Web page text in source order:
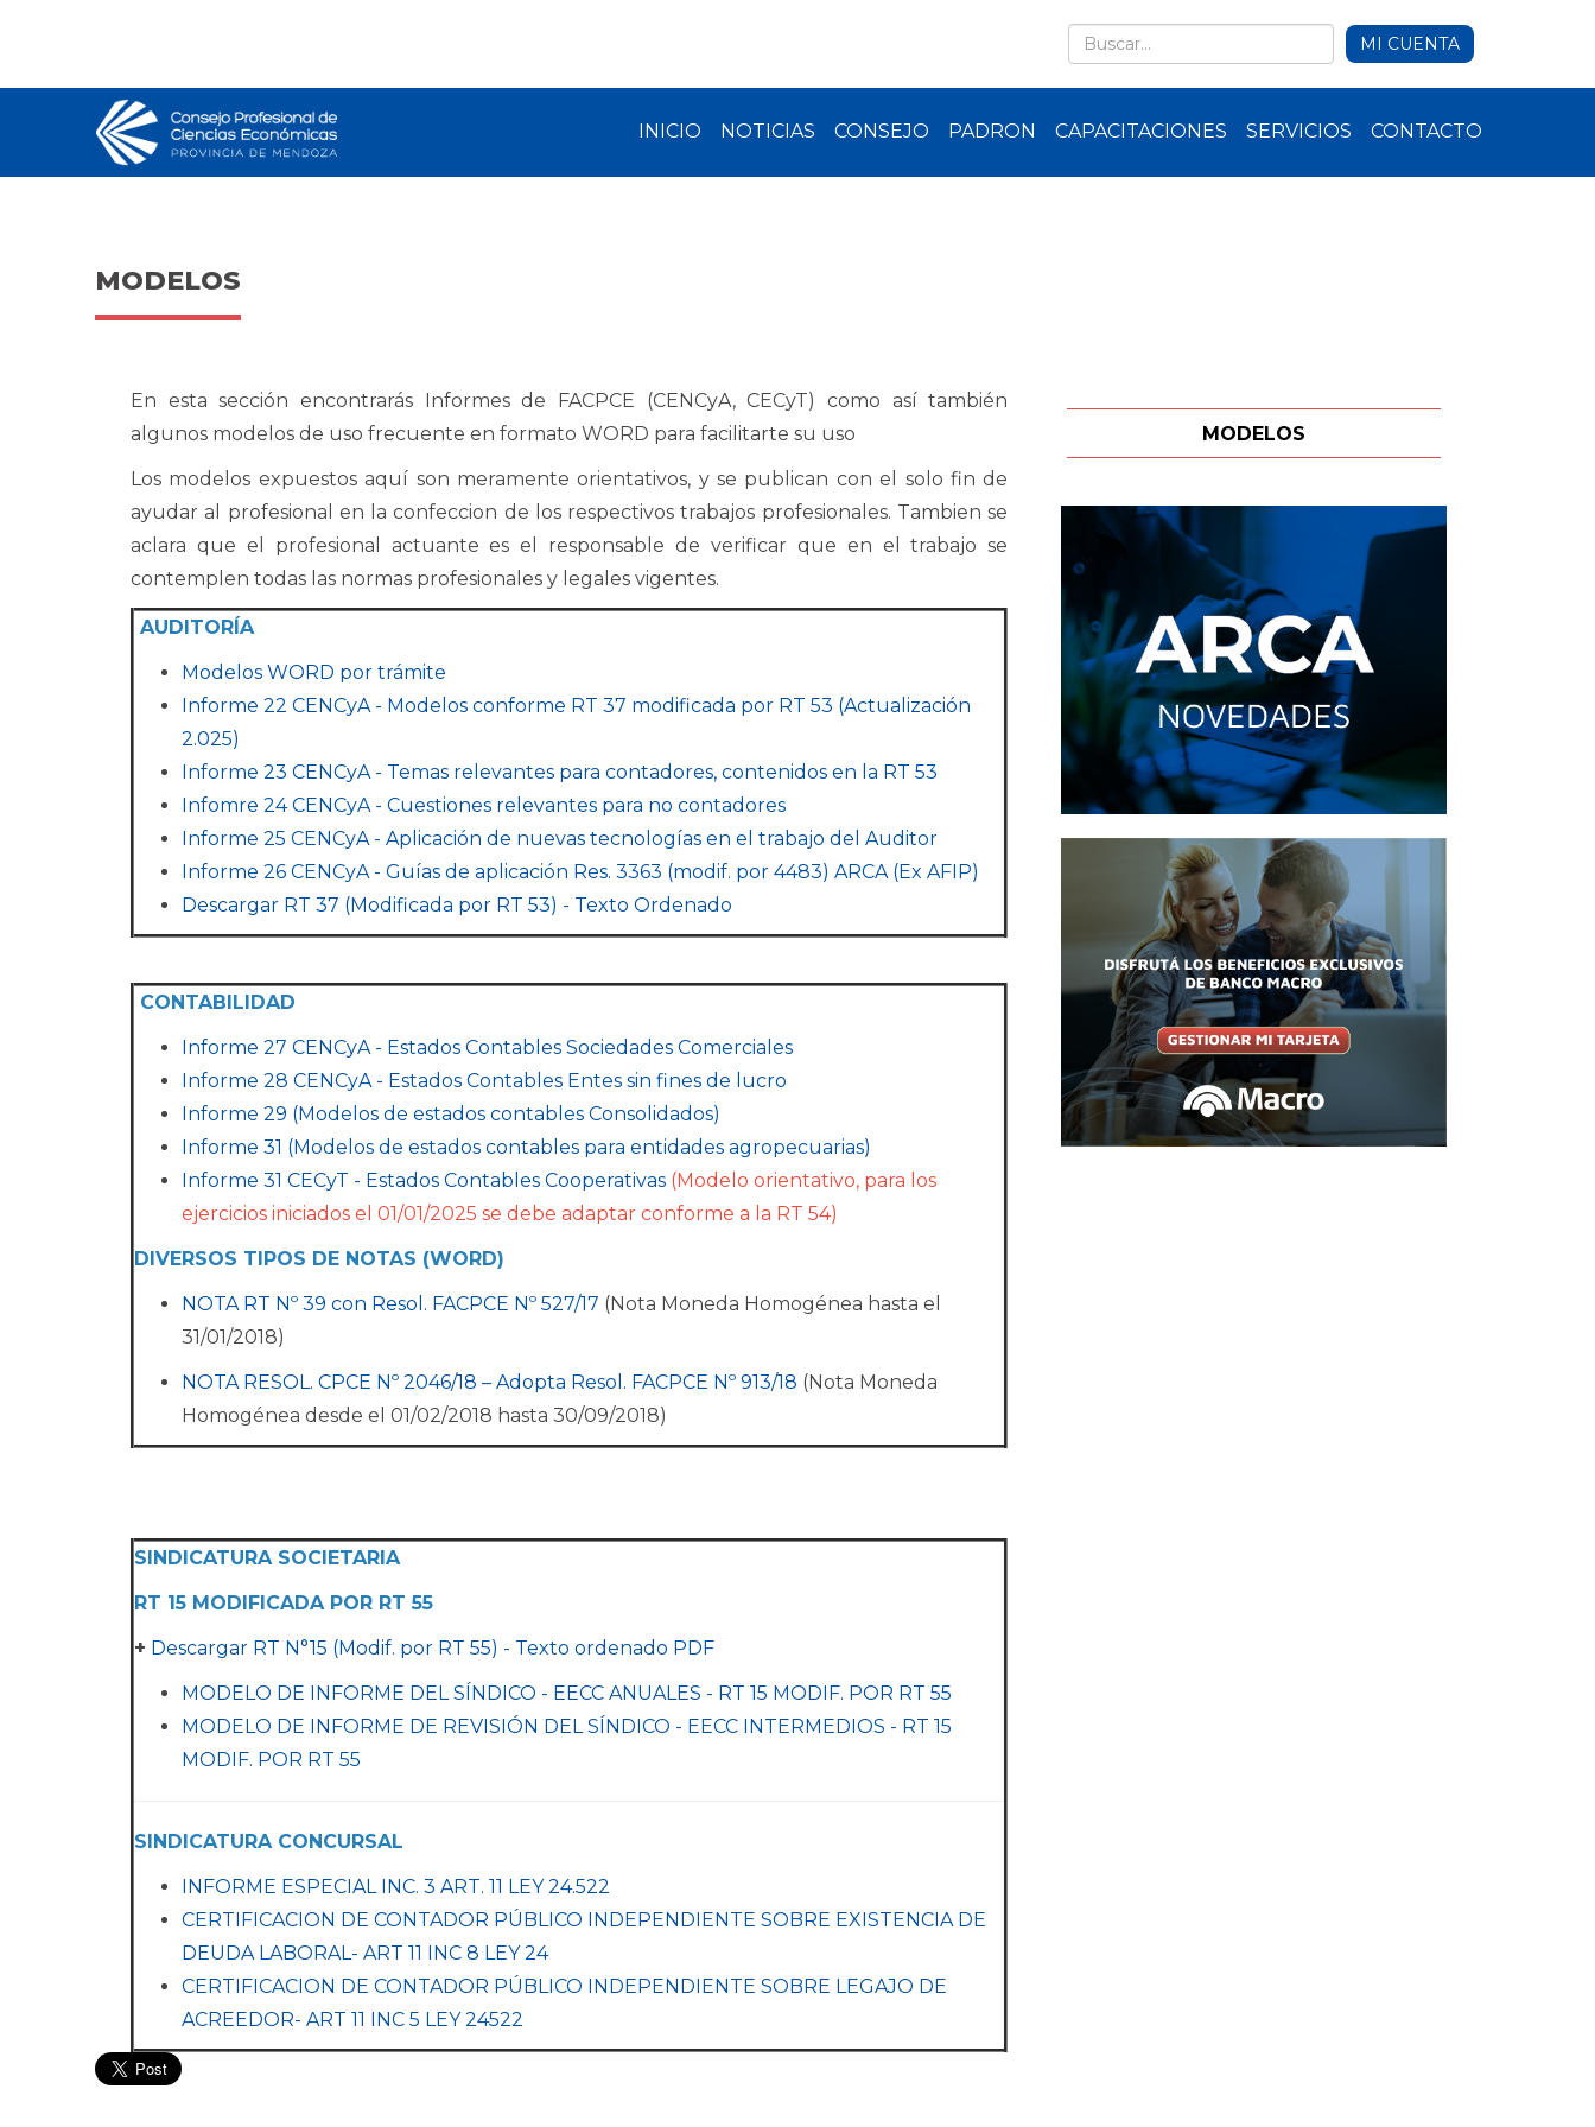
MI CUENTA
INICIO NOTICIAS CONSEJO PADRON CAPACITACIONES SERVICIOS CONTACTO
MODELOS
En esta sección encontrarás Informes de FACPCE (CENCyA, CECyT) como así también
algunos modelos de uso frecuente en formato WORD para facilitarte su uso
Los modelos expuestos aquí son meramente orientativos, y se publican con el solo fin de
ayudar al profesional en la confeccion de los respectivos trabajos profesionales. Tambien se
aclara que el profesional actuante es el responsable de verificar que en el trabajo se
contemplen todas las normas profesionales y legales vigentes.
AUDITORÍA
Modelos WORD por trámite
Informe 22 CENCyA - Modelos conforme RT 37 modificada por RT 53 (Actualización
2.025)
Informe 23 CENCyA - Temas relevantes para contadores, contenidos en la RT 53
Infomre 24 CENCyA - Cuestiones relevantes para no contadores
Informe 25 CENCyA - Aplicación de nuevas tecnologías en el trabajo del Auditor
Informe 26 CENCyA - Guías de aplicación Res. 3363 (modif. por 4483) ARCA (Ex AFIP)
Descargar RT 37 (Modificada por RT 53) - Texto Ordenado
CONTABILIDAD
Informe 27 CENCyA - Estados Contables Sociedades Comerciales
Informe 28 CENCyA - Estados Contables Entes sin fines de lucro
Informe 29 (Modelos de estados contables Consolidados)
Informe 31 (Modelos de estados contables para entidades agropecuarias)
Informe 31 CECyT - Estados Contables Cooperativas (Modelo orientativo, para los
ejercicios iniciados el 01/01/2025 se debe adaptar conforme a la RT 54)
DIVERSOS TIPOS DE NOTAS (WORD)
NOTA RT Nº 39 con Resol. FACPCE Nº 527/17 (Nota Moneda Homogénea hasta el
31/01/2018)
NOTA RESOL. CPCE Nº 2046/18 – Adopta Resol. FACPCE Nº 913/18 (Nota Moneda
Homogénea desde el 01/02/2018 hasta 30/09/2018)
SINDICATURA SOCIETARIA
RT 15 MODIFICADA POR RT 55
+ Descargar RT N°15 (Modif. por RT 55) - Texto ordenado PDF
MODELO DE INFORME DEL SÍNDICO - EECC ANUALES - RT 15 MODIF. POR RT 55
MODELO DE INFORME DE REVISIÓN DEL SÍNDICO - EECC INTERMEDIOS - RT 15
MODIF. POR RT 55
SINDICATURA CONCURSAL
INFORME ESPECIAL INC. 3 ART. 11 LEY 24.522
CERTIFICACION DE CONTADOR PÚBLICO INDEPENDIENTE SOBRE EXISTENCIA DE
DEUDA LABORAL- ART 11 INC 8 LEY 24
CERTIFICACION DE CONTADOR PÚBLICO INDEPENDIENTE SOBRE LEGAJO DE
ACREEDOR- ART 11 INC 5 LEY 24522
MODELOS